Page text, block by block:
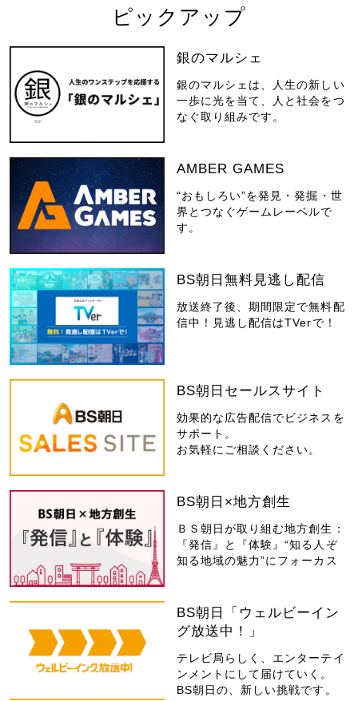
ピックアップ
銀のマルシェ
銀のマルシェは、人生の新しい
一歩に光を当て、人と社会をつ
なぐ取り組みです。
AMBER GAMES
“おもしろい”を発見・発掘・世
界とつなぐゲームレーベルで
す。
BS朝日無料見逃し配信
放送終了後、期間限定で無料配
信中！見逃し配信はTVerで！
BS朝日セールスサイト
効果的な広告配信でビジネスを
サポート。
お気軽にご相談ください。
BS朝日×地方創生
ＢＳ朝日が取り組む地方創生：
『発信』と『体験』“知る人ぞ
知る地域の魅力”にフォーカス
BS朝日「ウェルビーイン
グ放送中！」
テレビ局らしく、エンターテイ
ンメントにして届けていく。
BS朝日の、新しい挑戦です。